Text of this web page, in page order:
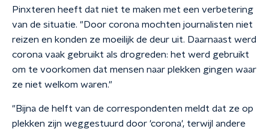
Pinxteren heeft dat niet te maken met een verbetering
van de situatie. "Door corona mochten journalisten niet
reizen en konden ze moeilijk de deur uit. Daarnaast werd
corona vaak gebruikt als drogreden: het werd gebruikt
om te voorkomen dat mensen naar plekken gingen waar
ze niet welkom waren."
"Bijna de helft van de correspondenten meldt dat ze op
plekken zijn weggestuurd door 'corona', terwijl andere